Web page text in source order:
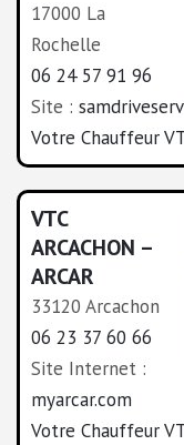
17000 La
Rochelle
06 24 57 91 96
Site :
Votre Chauffeur
VTC
ARCACHON –
ARCAR
33120 Arcachon
06 23 37 60 66
Site Internet :
myarcar.com
Votre Chauffeur